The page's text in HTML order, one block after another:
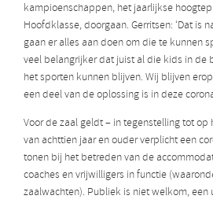
kampioenschappen, het jaarlijkse
Hoofdklasse, doorgaan. Gerritsen: ‘Dat is
gaan er alles aan doen om die te kunnen
veel belangrijker dat juist al die kids in de
het sporten kunnen blijven. Wij blijven
een deel van de oplossing is in deze
Voor de zaal geldt – in tegenstelling tot
van achttien jaar en ouder verplicht een
tonen bij het betreden van de
coaches en vrijwilligers in functie
zaalwachten). Publiek is niet welkom,